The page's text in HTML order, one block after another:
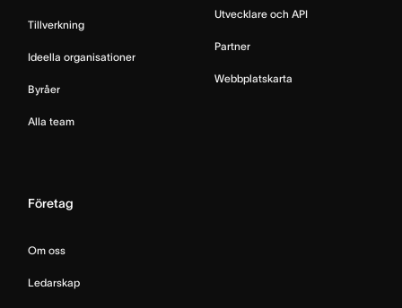
Tillverkning
Ideella organisationer
Byråer
Alla team
Utvecklare och API
Partner
Webbplatskarta
Företag
Om oss
Ledarskap